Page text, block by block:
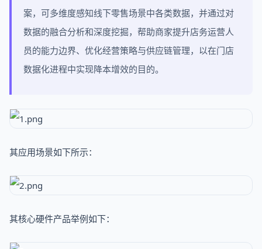
案，可多维度感知线下零售场景中各类数据，并通过对
数据的融合分析和深度挖掘，帮助商家提升店务运营人
员的能力边界、优化经营策略与供应链管理，以在门店
数据化进程中实现降本增效的目的。
其应用场景如下所示：
其核心硬件产品举例如下：